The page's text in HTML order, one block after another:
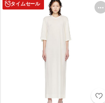
タイムセール